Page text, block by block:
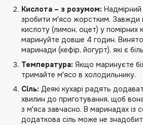
Кислота – з розумом:
зробити м'ясо жорстким. Завжди
кислоту (лимон, оцет) у помірних
маринуйте довше 4 годин.
маринади (кефір, йогурт), які є
Температура: Якщо маринуєте
тримайте м'ясо в холодильнику.
Сіль: Деякі кухарі радять
хвилин до приготування, щоб
з м'яса завчасно. В маринадах із
додаткова сіль може не